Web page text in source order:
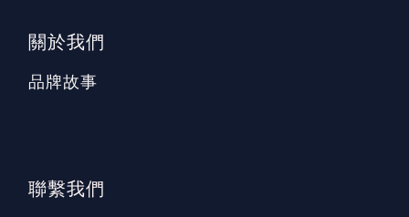
關於我們
品牌故事
聯繫我們